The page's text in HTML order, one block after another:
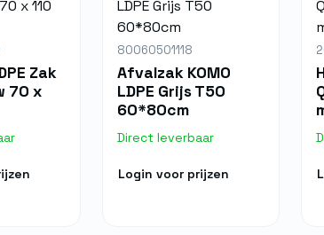
Zak
70 x
80060501118
Afvalzak KOMO
LDPE Grijs T50
60*80cm
Direct leverbaar
Login voor prijzen